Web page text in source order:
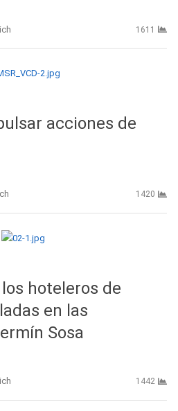
1611
acciones de
1420
hoteleros de
en las
Sosa
1442